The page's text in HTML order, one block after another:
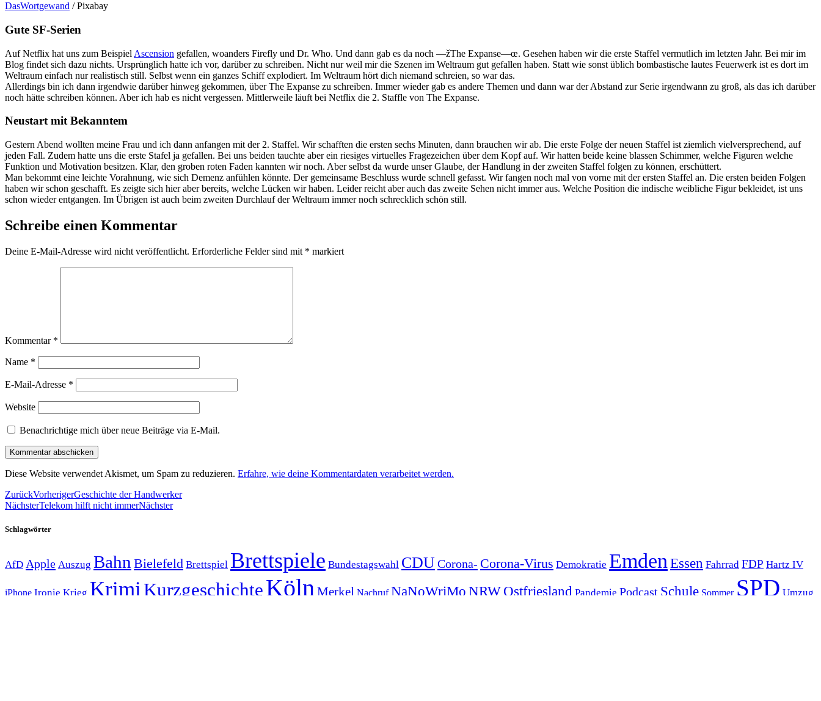
DasWortgewand / Pixabay
Gute SF-Serien
Auf Netflix hat uns zum Beispiel Ascension gefallen, woanders Firefly und Dr. Who. Und dann gab es da noch —žThe Expanse—œ. Gesehen haben wir die erste Staffel vermutlich im letzten Jahr. Bei mir im
Blog findet sich dazu nichts. Ursprünglich hatte ich vor, darüber zu schreiben. Nicht nur weil mir die Szenen im Weltraum gut gefallen haben. Statt wie sonst üblich bombastische lautes Feuerwerk ist es dort im
Weltraum einfach nur realistisch still. Selbst wenn ein ganzes Schiff explodiert. Im Weltraum hört dich niemand schreien, so war das.
Allerdings bin ich dann irgendwie darüber hinweg gekommen, über The Expanse zu schreiben. Immer wieder gab es andere Themen und dann war der Abstand zur Serie irgendwann zu groß, als das ich darüber
noch hätte schreiben können. Aber ich hab es nicht vergessen. Mittlerweile läuft bei Netflix die 2. Staffle von The Expanse.
Neustart mit Bekanntem
Gestern Abend wollten meine Frau und ich dann anfangen mit der 2. Staffel. Wir schafften die ersten sechs Minuten, dann brauchen wir ab. Die erste Folge der neuen Staffel ist ziemlich vielversprechend, auf
jeden Fall. Zudem hatte uns die erste Stafel ja gefallen. Bei uns beiden tauchte aber ein riesiges virtuelles Fragezeichen über dem Kopf auf. Wir hatten beide keine blassen Schimmer, welche Figuren welche
Funktion und Motivation besitzen. Klar, den groben roten Faden kannten wir noch. Aber selbst da wurde unser Glaube, der Handlung in der zweiten Staffel folgen zu können, erschüttert.
Man bekommt eine leichte Vorahnung, wie sich Demenz anfühlen könnte. Der gemeinsame Beschluss wurde schnell gefasst. Wir fangen noch mal von vorne mit der ersten Staffel an. Die ersten beiden Folgen
haben wir schon geschafft. Es zeigte sich hier aber bereits, welche Lücken wir haben. Leider reicht aber auch das zweite Sehen nicht immer aus. Welche Position die indische weibliche Figur bekleidet, ist uns
schon wieder entgangen. Im Übrigen ist auch beim zweiten Durchlauf der Weltraum immer noch schrecklich schön still.
Schreibe einen Kommentar
Deine E-Mail-Adresse wird nicht veröffentlicht. Erforderliche Felder sind mit * markiert
Kommentar *
Name *
E-Mail-Adresse *
Website
Benachrichtige mich über neue Beiträge via E-Mail.
Diese Website verwendet Akismet, um Spam zu reduzieren. Erfahre, wie deine Kommentardaten verarbeitet werden.
ZurückVorherigerGeschichte der Handwerker
NächsterTelekom hilft nicht immerNächster
Schlagwörter
AfD Apple Auszug Bahn Bielefeld Brettspiel Brettspiele Bundestagswahl CDUCorona- Corona-Virus Demokratie Emden Essen Fahrrad FDP Hartz IV
iPhone Ironie Krieg Krimi KurzgeschichteKöln Merkel Nachruf NaNoWriMo NRWOstfriesland Pandemie Podcast Schule Sommer SPD Umzug